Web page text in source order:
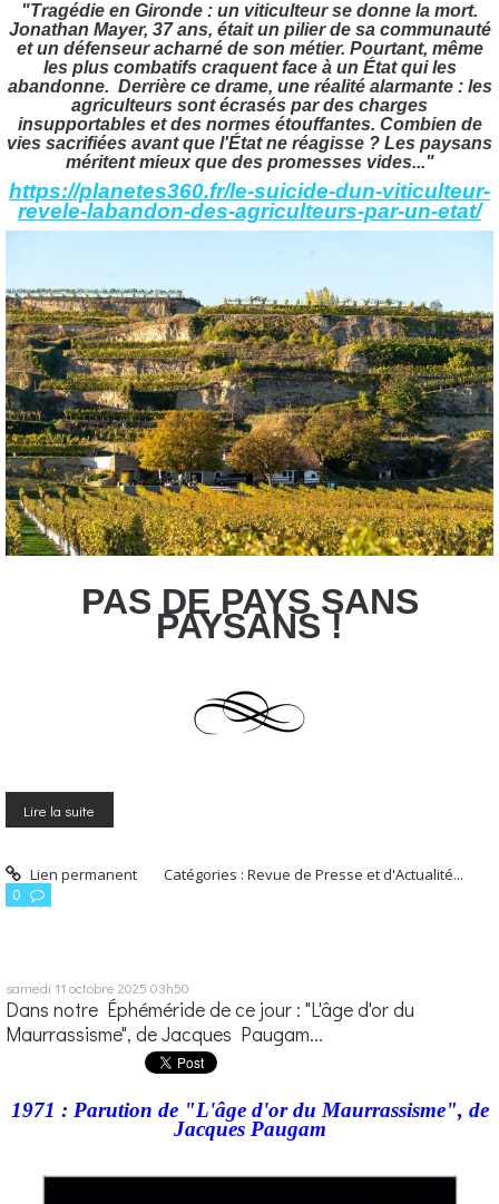
"Tragédie en Gironde : un viticulteur se donne la mort.
Jonathan Mayer, 37 ans, était un pilier de sa communauté
et un défenseur acharné de son métier. Pourtant, même
les plus combatifs craquent face à un État qui les
abandonne. Derrière ce drame, une réalité alarmante : les
agriculteurs sont écrasés par des charges
insupportables et des normes étouffantes. Combien de
vies sacrifiées avant que l'État ne réagisse ? Les paysans
méritent mieux que des promesses vides..."
https://planetes360.fr/le-suicide-dun-viticulteur-
revele-labandon-des-agriculteurs-par-un-etat/
PAS DE PAYS SANS
PAYSANS !
Lire la suite
Lien permanent Catégories :Revue de Presse et d'Actualité...
0
samedi 11 octobre 2025 03h50
Dans notre Éphéméride de ce jour : "L'âge d'or du
Maurrassisme", de Jacques Paugam...
1971 : Parution de "L'âge d'or du Maurrassisme", de
Jacques Paugam